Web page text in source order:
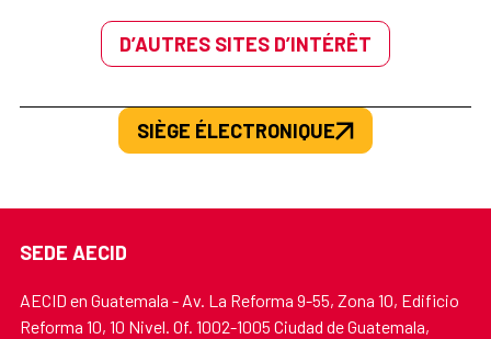
D’AUTRES SITES D’INTÉRÊT
SIÈGE ÉLECTRONIQUE
SEDE AECID
AECID en Guatemala - Av. La Reforma 9-55, Zona 10, Edificio
Reforma 10, 10 Nivel. Of. 1002-1005 Ciudad de Guatemala,